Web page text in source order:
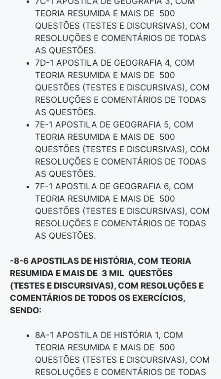
TEORIA RESUMIDA E MAIS DE 500
QUESTÕES (TESTES E DISCURSIVAS), COM
RESOLUÇÕES E COMENTÁRIOS DE TODAS
AS QUESTÕES.
7D-1 APOSTILA DE GEOGRAFIA 4, COM
TEORIA RESUMIDA E MAIS DE 500
QUESTÕES (TESTES E DISCURSIVAS), COM
RESOLUÇÕES E COMENTÁRIOS DE TODAS
AS QUESTÕES.
7E-1 APOSTILA DE GEOGRAFIA 5, COM
TEORIA RESUMIDA E MAIS DE 500
QUESTÕES (TESTES E DISCURSIVAS), COM
RESOLUÇÕES E COMENTÁRIOS DE TODAS
AS QUESTÕES.
7F-1 APOSTILA DE GEOGRAFIA 6, COM
TEORIA RESUMIDA E MAIS DE 500
QUESTÕES (TESTES E DISCURSIVAS), COM
RESOLUÇÕES E COMENTÁRIOS DE TODAS
AS QUESTÕES.
-8-6 APOSTILAS DE HISTÓRIA, COM TEORIA
RESUMIDA E MAIS DE 3 MIL QUESTÕES
(TESTES E DISCURSIVAS), COM RESOLUÇÕES E
COMENTÁRIOS DE TODOS OS EXERCÍCIOS,
SENDO:
8A-1 APOSTILA DE HISTÓRIA 1, COM
TEORIA RESUMIDA E MAIS DE 500
QUESTÕES (TESTES E DISCURSIVAS), COM
RESOLUÇÕES E COMENTÁRIOS DE TODAS